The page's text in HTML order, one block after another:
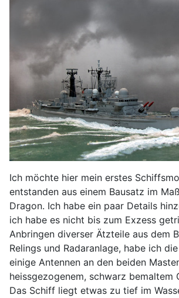
Ich möchte hier mein erstes
entstanden aus einem Bausatz im
Dragon. Ich habe ein paar Details
ich habe es nicht bis zum Exzess
Anbringen diverser Ätzteile aus dem
Relings und Radaranlage, habe ich
einige Antennen an den beiden
heissgezogenem, schwarz bemaltem
Das Schiff liegt etwas zu tief im